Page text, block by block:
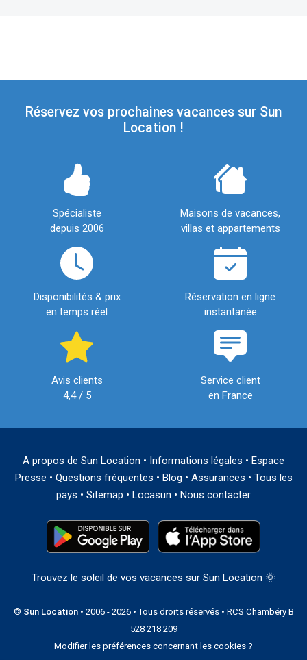
Réservez vos prochaines vacances sur Sun
Location !
Spécialiste
depuis 2006
Maisons de vacances,
villas et appartements
Disponibilités & prix
en temps réel
Réservation en ligne
instantanée
Avis clients
4,4 / 5
Service client
en France
A propos de Sun Location • Informations légales • Espace
Presse • Questions fréquentes • Blog • Assurances • Tous les
pays • Sitemap • Locasun • Nous contacter
Trouvez le soleil de vos vacances sur Sun Location 🌞
© Sun Location• 2006 - 2026 • Tous droits réservés • RCS Chambéry B
528 218 209
Modifier les préférences concernant les cookies ?